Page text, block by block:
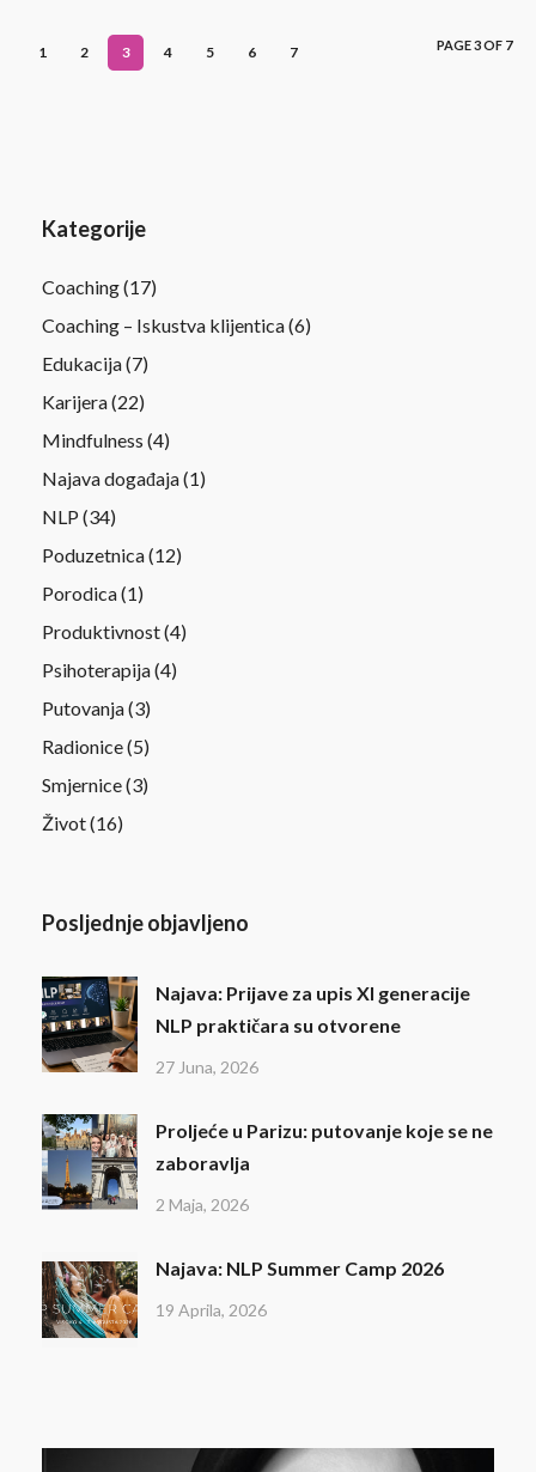
1 2 3 4 5 6 7 PAGE 3 OF 7
Kategorije
Coaching(17)
Coaching – Iskustva klijentica(6)
Edukacija(7)
Karijera(22)
Mindfulness (4)
Najava događaja(1)
NLP (34)
Poduzetnica(12)
Porodica(1)
Produktivnost(4)
Psihoterapija(4)
Putovanja(3)
Radionice(5)
Smjernice(3)
Život(16)
Posljednje objavljeno
Najava: Prijave za upis XI generacije
NLP praktičara su otvorene
27 Juna, 2026
Proljeće u Parizu: putovanje koje se ne
zaboravlja
2 Maja, 2026
Najava: NLP Summer Camp 2026
19 Aprila, 2026